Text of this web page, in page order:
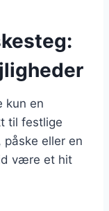
kun en
til festlige
eller en
være et hit